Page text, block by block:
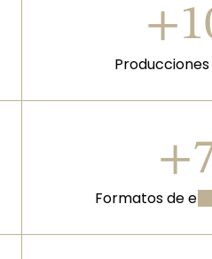
Producciones
Formatos de